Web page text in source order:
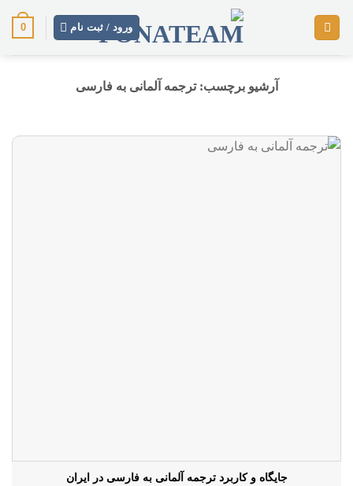
ورود / ثبت نام 0
آرشیو برچسب:ترجمه آلمانی به فارسی
جایگاه و کاربرد ترجمه آلمانی به فارسی در ایران